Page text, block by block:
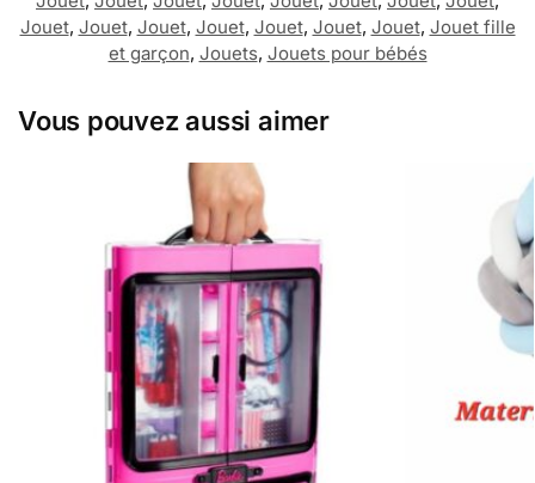
Jouet, Jouet, Jouet, Jouet, Jouet, Jouet, Jouet, Jouet fille
et garçon, Jouets, Jouets pour bébés
Vous pouvez aussi aimer